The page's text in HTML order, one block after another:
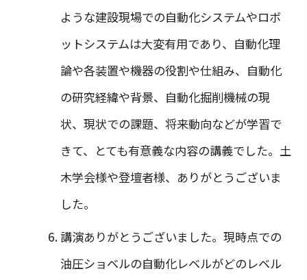
ような建設現場での自動化システムやロボ
ットシステムは大変有用であり、自動化理
論や各装置や機器の役割や仕組み、自動化
の研究経緯や背景、自動化掘削機械の現
状、現状での課題、将来動向などが学習で
きて、とても有意義な内容の講義でした。土
木学会様や登壇者様、ありがとうございま
した。
講演ありがとうございました。現時点での
油圧ショベルの自動化レベルがどのレベル